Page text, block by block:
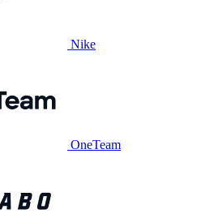
Nike
OneTeam